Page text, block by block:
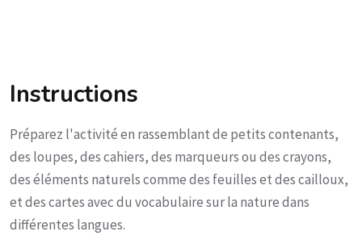
Instructions
Préparez l'activité en rassemblant de petits contenants,
des loupes, des cahiers, des marqueurs ou des crayons,
des éléments naturels comme des feuilles et des cailloux,
et des cartes avec du vocabulaire sur la nature dans
différentes langues.